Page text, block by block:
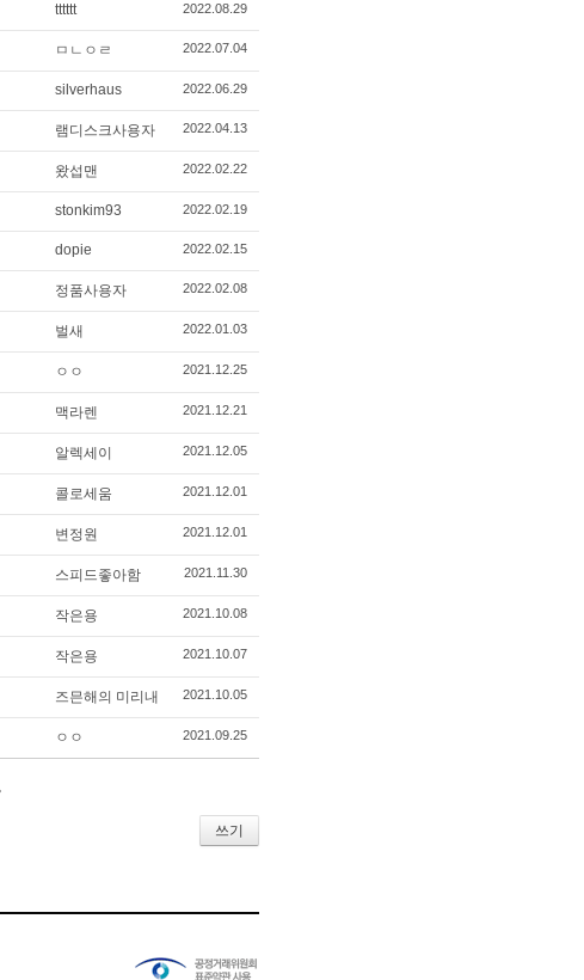
tttttt 2022.08.29
ㅁㄴㅇㄹ 2022.07.04
silverhaus 2022.06.29
램디스크사용자 2022.04.13
왔섭맨 2022.02.22
stonkim93 2022.02.19
dopie 2022.02.15
정품사용자 2022.02.08
벌새 2022.01.03
ㅇㅇ 2021.12.25
맥라렌 2021.12.21
알렉세이 2021.12.05
콜로세움 2021.12.01
변정원 2021.12.01
스피드좋아함 2021.11.30
작은용 2021.10.08
작은용 2021.10.07
즈믄해의 미리내 2021.10.05
ㅇㅇ 2021.09.25
쓰기